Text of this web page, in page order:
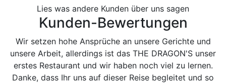
Lies was andere Kunden über uns sagen
Kunden-Bewertungen
Wir setzen hohe Ansprüche an unsere Gerichte und
unsere Arbeit, allerdings ist das THE DRAGON'S unser
erstes Restaurant und wir haben noch viel zu lernen.
Danke, dass Ihr uns auf dieser Reise begleitet und so